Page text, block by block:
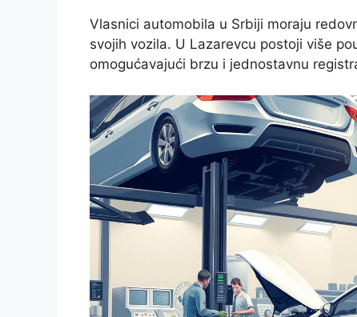
Vlasnici automobila u Srbiji moraju
svojih vozila. U Lazarevcu postoji više
omogućavajući brzu i jednostavnu